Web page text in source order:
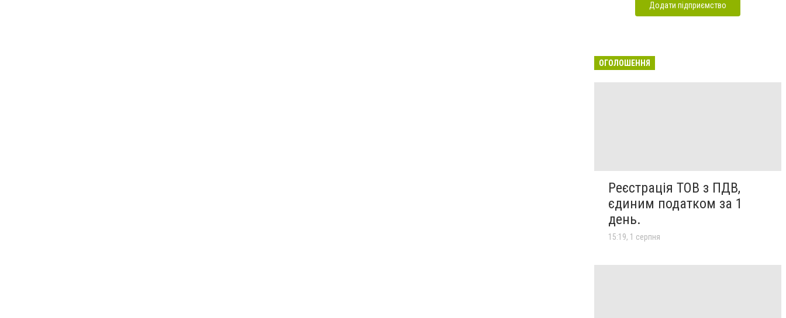
Додати підприємство
ОГОЛОШЕННЯ
Реєстрація ТОВ з ПДВ,
єдиним податком за 1
день.
15:19, 1 серпня